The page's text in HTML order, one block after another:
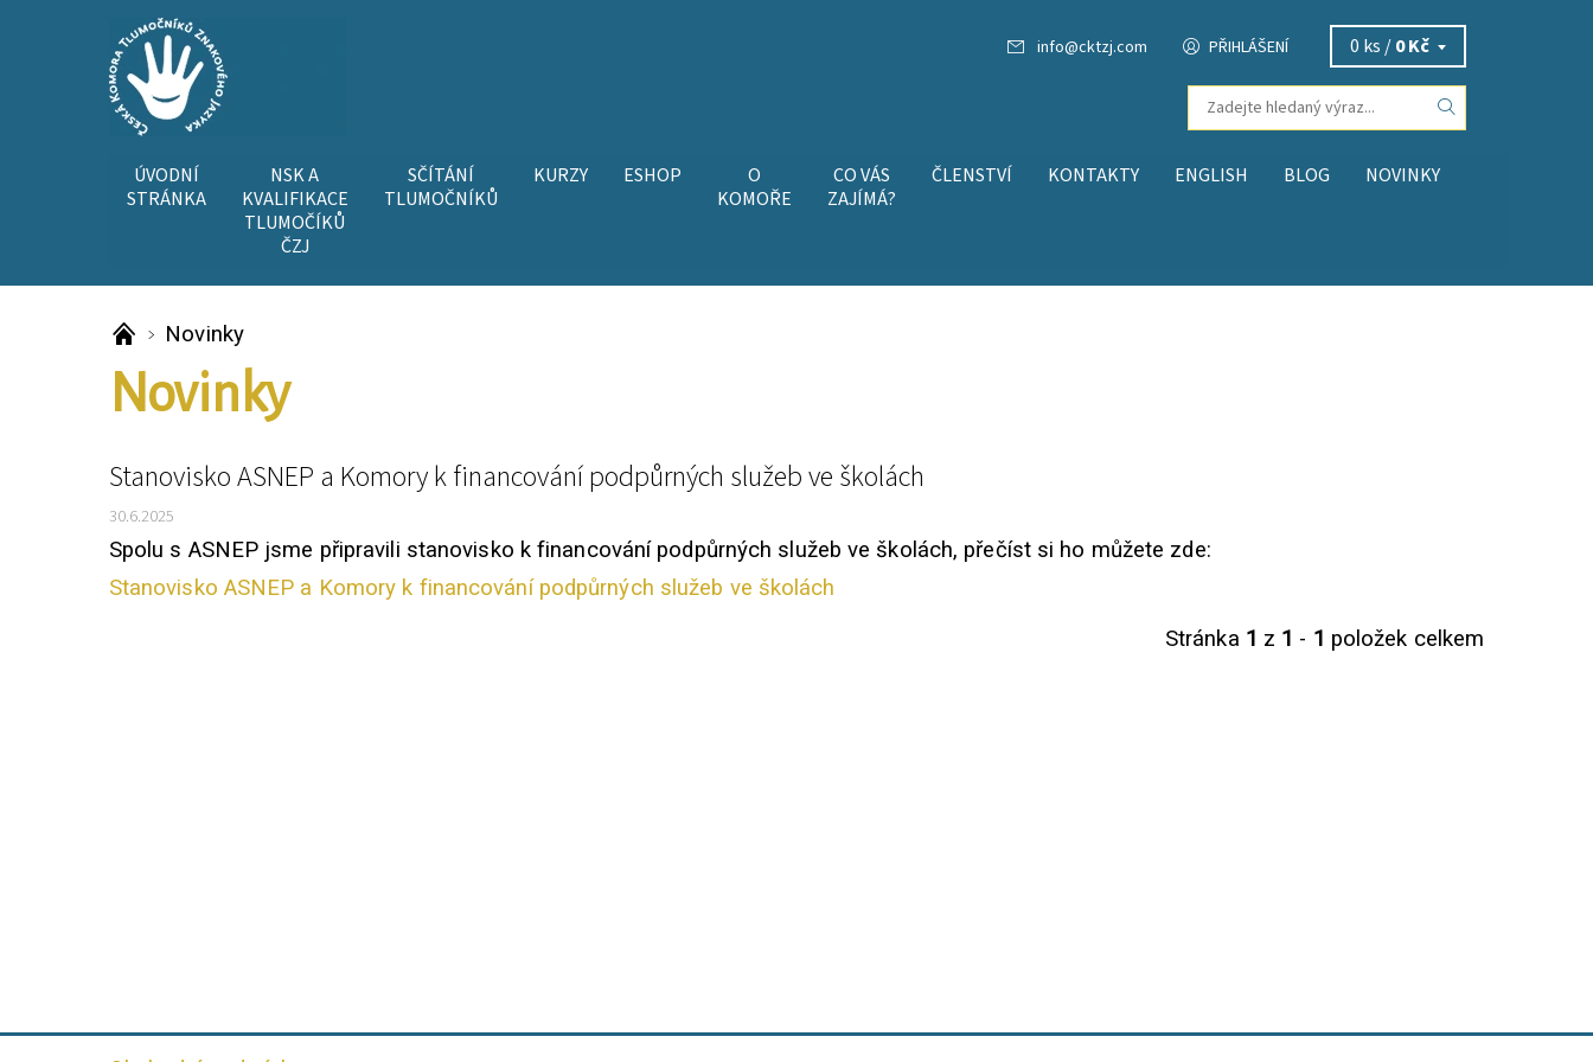
info@cktzj.com PŘIHLÁŠENÍ 0 ks /0 Kč
ÚVODNÍ
STRÁNKA
NSK A
KVALIFIKACE
TLUMOČÍKŮ
ČZJ
SČÍTÁNÍ
TLUMOČNÍKŮ
KURZY ESHOP
O
KOMOŘE
CO VÁS
ZAJÍMÁ?
ČLENSTVÍ KONTAKTY ENGLISH BLOG NOVINKY
Novinky
Novinky
Stanovisko ASNEP a Komory k financování podpůrných služeb ve školách
30.6.2025
Spolu s ASNEP jsme připravili stanovisko k financování podpůrných služeb ve školách, přečíst si ho můžete zde:
Stanovisko ASNEP a Komory k financování podpůrných služeb ve školách
Stránka 1 z 1 - 1 položek celkem